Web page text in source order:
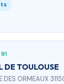
DE TOULOUSE
DES ORMEAUX